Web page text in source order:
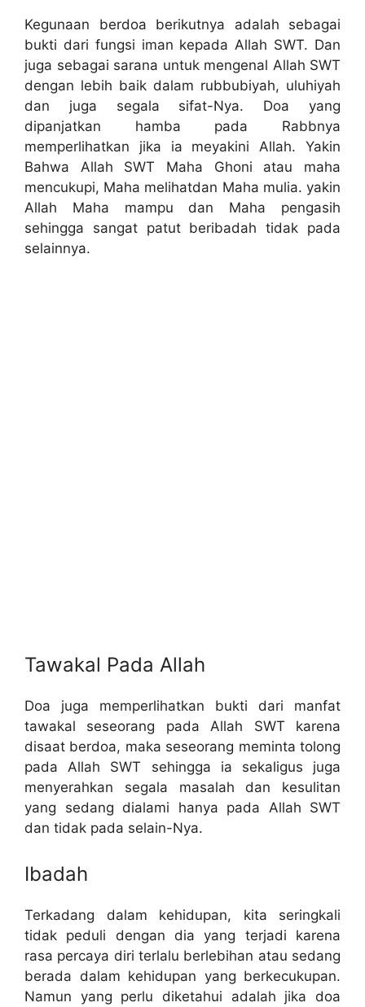
Kegunaan berdoa berikutnya adalah sebagai
bukti dari fungsi iman kepada Allah SWT. Dan
juga sebagai sarana untuk mengenal Allah SWT
dengan lebih baik dalam rubbubiyah, uluhiyah
dan juga segala sifat-Nya. Doa yang
dipanjatkan hamba pada Rabbnya
memperlihatkan jika ia meyakini Allah. Yakin
Bahwa Allah SWT Maha Ghoni atau maha
mencukupi, Maha melihatdan Maha mulia. yakin
Allah Maha mampu dan Maha pengasih
sehingga sangat patut beribadah tidak pada
selainnya.
Tawakal Pada Allah
Doa juga memperlihatkan bukti dari manfat
tawakal seseorang pada Allah SWT karena
disaat berdoa, maka seseorang meminta tolong
pada Allah SWT sehingga ia sekaligus juga
menyerahkan segala masalah dan kesulitan
yang sedang dialami hanya pada Allah SWT
dan tidak pada selain-Nya.
Ibadah
Terkadang dalam kehidupan, kita seringkali
tidak peduli dengan dia yang terjadi karena
rasa percaya diri terlalu berlebihan atau sedang
berada dalam kehidupan yang berkecukupan.
Namun yang perlu diketahui adalah jika doa